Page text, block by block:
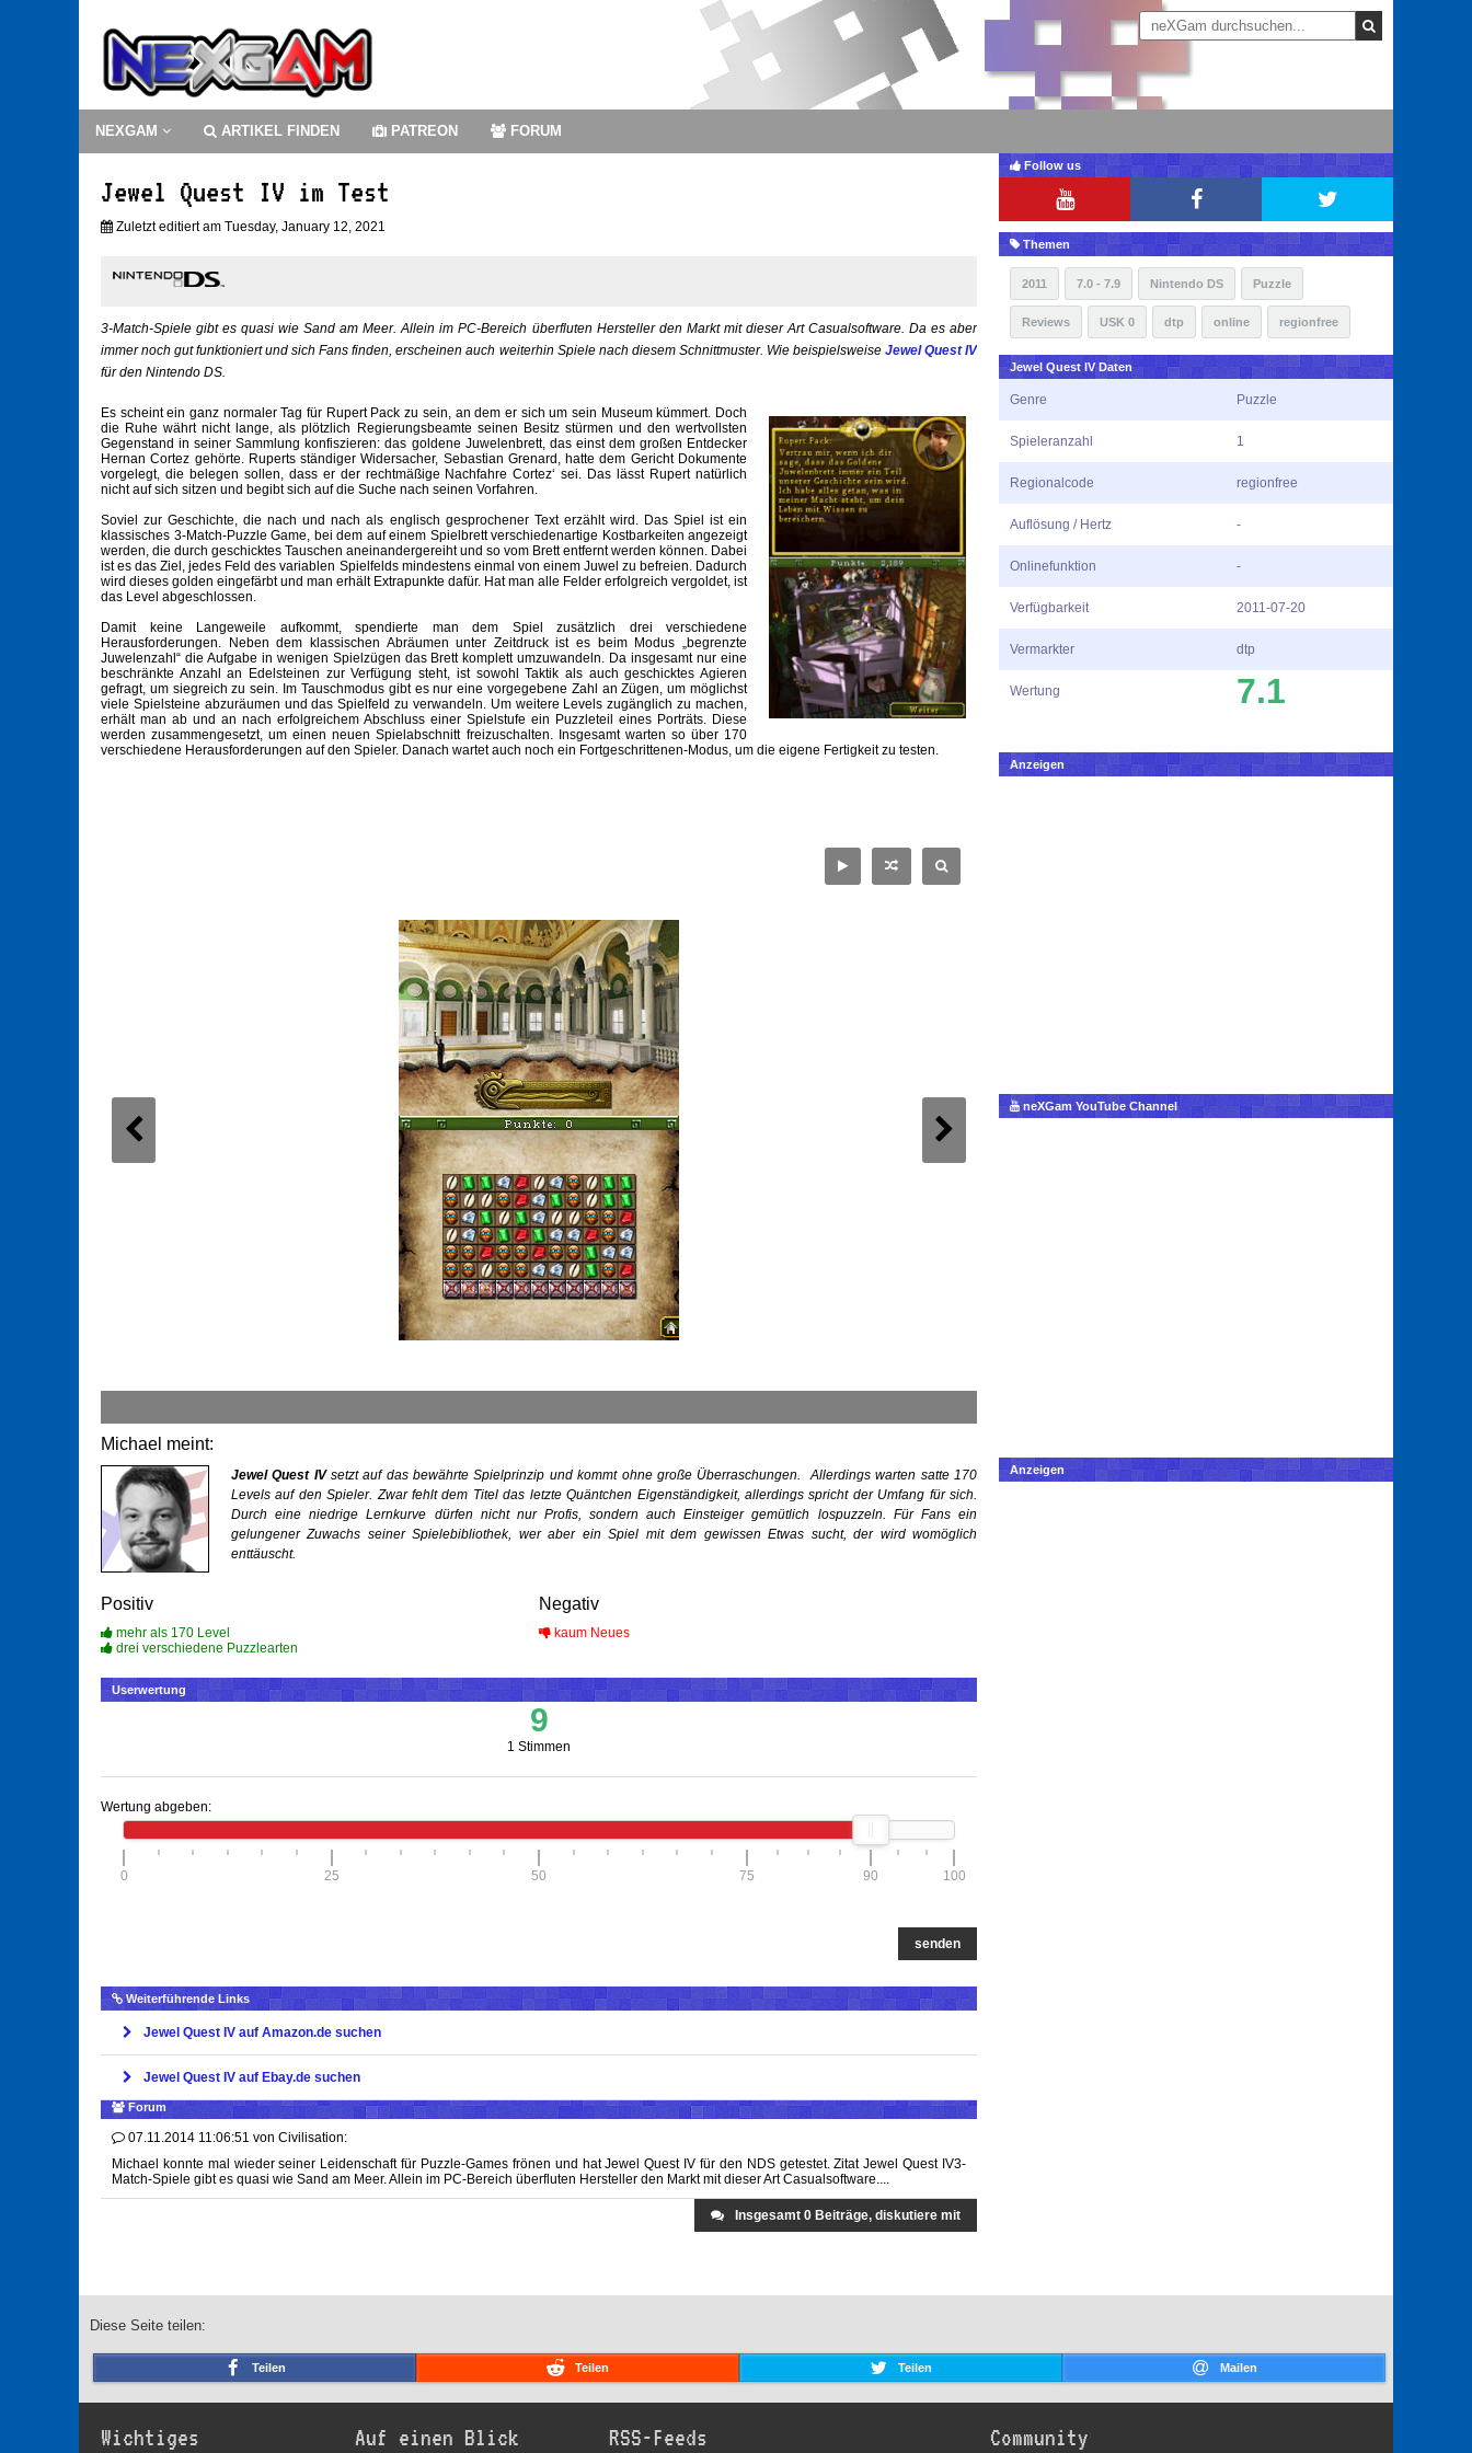
NEXGAM ARTIKEL FINDEN PATREON FORUM
Jewel Quest IV im Test
Zuletzt editiert am Tuesday, January 12, 2021
3-Match-Spiele gibt es quasi wie Sand am Meer. Allein im PC-Bereich überfluten Hersteller den Markt mit dieser Art Casualsoftware. Da es aber
immer noch gut funktioniert und sich Fans finden, erscheinen auch weiterhin Spiele nach diesem Schnittmuster. Wie beispielsweise Jewel Quest IV
für den Nintendo DS.
Es scheint ein ganz normaler Tag für Rupert Pack zu sein, an dem er sich um sein Museum kümmert. Doch
die Ruhe währt nicht lange, als plötzlich Regierungsbeamte seinen Besitz stürmen und den wertvollsten
Gegenstand in seiner Sammlung konfiszieren: das goldene Juwelenbrett, das einst dem großen Entdecker
Hernan Cortez gehörte. Ruperts ständiger Widersacher, Sebastian Grenard, hatte dem Gericht Dokumente
vorgelegt, die belegen sollen, dass er der rechtmäßige Nachfahre Cortez‘ sei. Das lässt Rupert natürlich
nicht auf sich sitzen und begibt sich auf die Suche nach seinen Vorfahren.
Soviel zur Geschichte, die nach und nach als englisch gesprochener Text erzählt wird. Das Spiel ist ein
klassisches 3-Match-Puzzle Game, bei dem auf einem Spielbrett verschiedenartige Kostbarkeiten angezeigt
werden, die durch geschicktes Tauschen aneinandergereiht und so vom Brett entfernt werden können. Dabei
ist es das Ziel, jedes Feld des variablen Spielfelds mindestens einmal von einem Juwel zu befreien. Dadurch
wird dieses golden eingefärbt und man erhält Extrapunkte dafür. Hat man alle Felder erfolgreich vergoldet, ist
das Level abgeschlossen.
Damit keine Langeweile aufkommt, spendierte man dem Spiel zusätzlich drei verschiedene
Herausforderungen. Neben dem klassischen Abräumen unter Zeitdruck ist es beim Modus „begrenzte
Juwelenzahl“ die Aufgabe in wenigen Spielzügen das Brett komplett umzuwandeln. Da insgesamt nur eine
beschränkte Anzahl an Edelsteinen zur Verfügung steht, ist sowohl Taktik als auch geschicktes Agieren
gefragt, um siegreich zu sein. Im Tauschmodus gibt es nur eine vorgegebene Zahl an Zügen, um möglichst
viele Spielsteine abzuräumen und das Spielfeld zu verwandeln. Um weitere Levels zugänglich zu machen,
erhält man ab und an nach erfolgreichem Abschluss einer Spielstufe ein Puzzleteil eines Porträts. Diese
werden zusammengesetzt, um einen neuen Spielabschnitt freizuschalten. Insgesamt warten so über 170
verschiedene Herausforderungen auf den Spieler. Danach wartet auch noch ein Fortgeschrittenen-Modus, um die eigene Fertigkeit zu testen.
Michael meint:
Jewel Quest IVsetzt auf das bewährte Spielprinzip und kommt ohne große Überraschungen. Allerdings warten satte 170
Levels auf den Spieler. Zwar fehlt dem Titel das letzte Quäntchen Eigenständigkeit, allerdings spricht der Umfang für sich.
Durch eine niedrige Lernkurve dürfen nicht nur Profis, sondern auch Einsteiger gemütlich lospuzzeln. Für Fans ein
gelungener Zuwachs seiner Spielebibliothek, wer aber ein Spiel mit dem gewissen Etwas sucht, der wird womöglich
enttäuscht.
Positiv
mehr als 170 Level
drei verschiedene Puzzlearten
Negativ
kaum Neues
Userwertung
9
1 Stimmen
Wertung abgeben:
0 25 50 75 90 100
senden
Weiterführende Links
Jewel Quest IV auf Amazon.de suchen
Jewel Quest IV auf Ebay.de suchen
Forum
07.11.2014 11:06:51 von Civilisation:
Michael konnte mal wieder seiner Leidenschaft für Puzzle-Games frönen und hat Jewel Quest IV für den NDS getestet. Zitat Jewel Quest IV3-
Match-Spiele gibt es quasi wie Sand am Meer. Allein im PC-Bereich überfluten Hersteller den Markt mit dieser Art Casualsoftware....
Insgesamt 0 Beiträge, diskutiere mit
Follow us
Themen
2011 7.0 - 7.9 Nintendo DS Puzzle
Reviews USK 0 dtp online regionfree
Jewel Quest IV Daten
Genre Puzzle
Spieleranzahl 1
Regionalcode regionfree
Auflösung / Hertz -
Onlinefunktion -
Verfügbarkeit 2011-07-20
Vermarkter dtp
Wertung 7.1
Anzeigen
neXGam YouTube Channel
Anzeigen
Diese Seite teilen:
Teilen Teilen Teilen Mailen
Wichtiges Auf einen Blick RSS-Feeds Community